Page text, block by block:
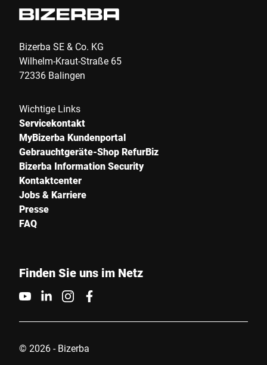
Bizerba SE & Co. KG
Wilhelm-Kraut-Straße 65
72336 Balingen
Wichtige Links
Servicekontakt
MyBizerba Kundenportal
Gebrauchtgeräte-Shop RefurBiz
Bizerba Information Security
Kontaktcenter
Jobs & Karriere
Presse
FAQ
Finden Sie uns im Netz
© 2026 - Bizerba